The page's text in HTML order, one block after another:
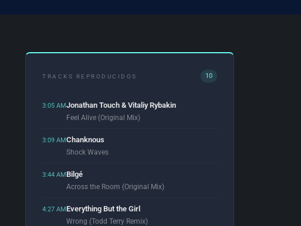
TRACKS REPRODUCIDOS 10
3:05 AMJonathan Touch & Vitaliy Rybakin
Feel Alive (Original Mix)
3:09 AMChanknous
Shock Waves
3:44 AMBilgé
Across the Room (Original Mix)
4:27 AMEverything But the Girl
Wrong (Todd Terry Remix)